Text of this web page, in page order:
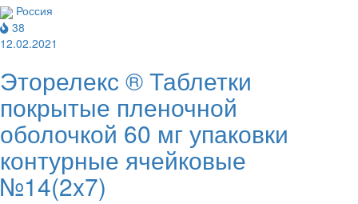
Россия
38
12.02.2021
Эторелекс ® Таблетки
покрытые пленочной
оболочкой 60 мг упаковки
контурные ячейковые
№14(2x7)